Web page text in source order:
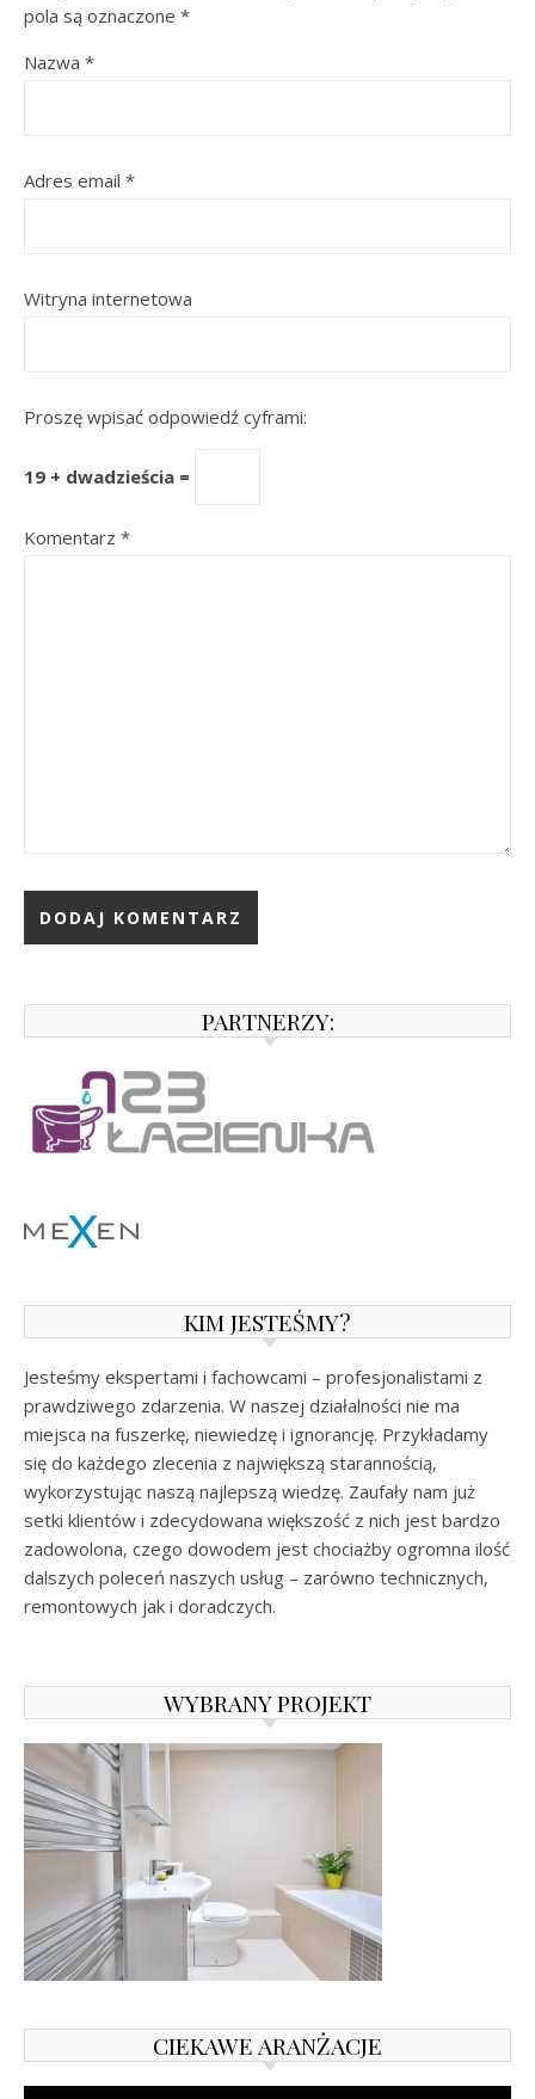
pola są oznaczone *
Nazwa *
Adres email *
Witryna internetowa
Proszę wpisać odpowiedź cyframi:
19 + dwadzieścia =
Komentarz *
PARTNERZY:
KIM JESTEŚMY?
Jesteśmy ekspertami i fachowcami – profesjonalistami z
prawdziwego zdarzenia. W naszej działalności nie ma
miejsca na fuszerkę, niewiedzę i ignorancję. Przykładamy
się do każdego zlecenia z największą starannością,
wykorzystując naszą najlepszą wiedzę. Zaufały nam już
setki klientów i zdecydowana większość z nich jest bardzo
zadowolona, czego dowodem jest chociażby ogromna ilość
dalszych poleceń naszych usług – zarówno technicznych,
remontowych jak i doradczych.
WYBRANY PROJEKT
CIEKAWE ARANŻACJE